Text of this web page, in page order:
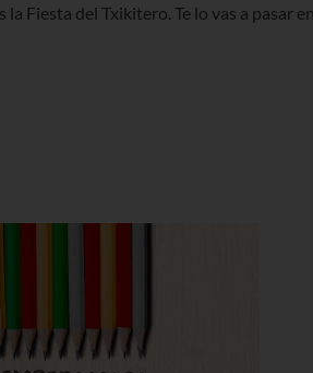
la Fiesta del Txikitero. Te lo vas a pasar